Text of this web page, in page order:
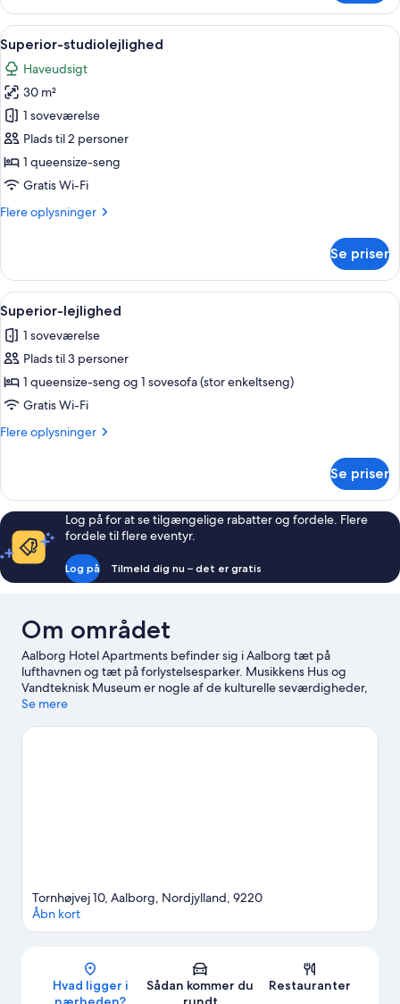
studiolejlighed
Indlæs
alle
billeder
af
Superior-
studiolejlighed
Et moderne soveværelse med en
10
Superior-studiolejlighed
Haveudsigt
30 m²
1 soveværelse
Plads til 2 personer
1 queensize-seng
Gratis Wi-Fi
Flere oplysninger
Flere
studiolejlighed
Se priser
Indlæs
alle
billeder
af
Superior-
lejlighed
En moderne stue med et
7
Superior-lejlighed
1 soveværelse
Plads til 3 personer
1 queensize-seng og 1 sovesofa (stor enkeltseng)
Gratis Wi-Fi
Flere oplysninger
Flere
lejlighed
Se priser
Log på for at se tilgængelige rabatter og fordele. Flere
fordele til flere eventyr.
Log på Tilmeld dig nu – det er gratis
Om området
Aalborg Hotel Apartments befinder sig i Aalborg tæt på
lufthavnen og tæt på forlystelsesparker. Musikkens Hus og
Vandteknisk Museum er nogle af de kulturelle seværdigheder,
mens et par eksempler på de oplevelser, du kan udforske i
og Nordkraft er også et besøg værd. Benyt lejligheden til at
Se mere
Kort
Tornhøjvej 10, Aalborg, Nordjylland, 9220
Åbn kort
Hvad ligger i
Sådan kommer du
Restauranter